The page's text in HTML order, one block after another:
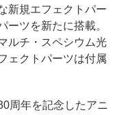
新規エフェクトパー
ーツを新たに搭載。
ルチ・スペシウム光
ェクトパーツは付属
周年を記念したアニ